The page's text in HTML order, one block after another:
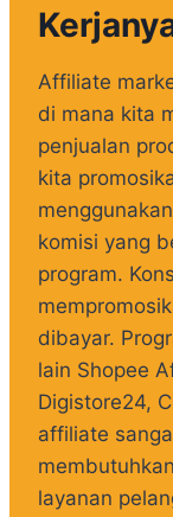
Affiliate
di mana kita
penjualan
kita
komisi yang
program.
dibayar.
lain Shopee
Digistore24,
affiliate
layanan